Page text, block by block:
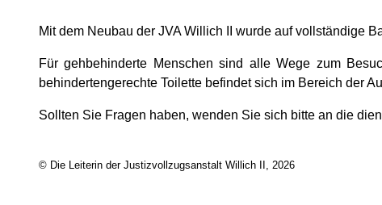
Mit dem Neubau der JVA Willich II wurde auf vollständige
Für gehbehinderte Menschen sind alle Wege zum
behindertengerechte Toilette befindet sich im Bereich der
Sollten Sie Fragen haben, wenden Sie sich bitte an die
© Die Leiterin der Justizvollzugsanstalt Willich II, 2026